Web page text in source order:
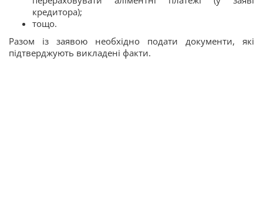
кредитора);
тощо.
Разом із заявою необхідно подати документи, які
підтверджують викладені факти.